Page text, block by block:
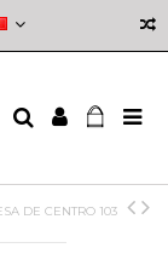
DE CENTRO 103